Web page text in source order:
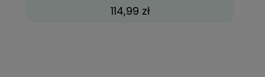
114,99 zł